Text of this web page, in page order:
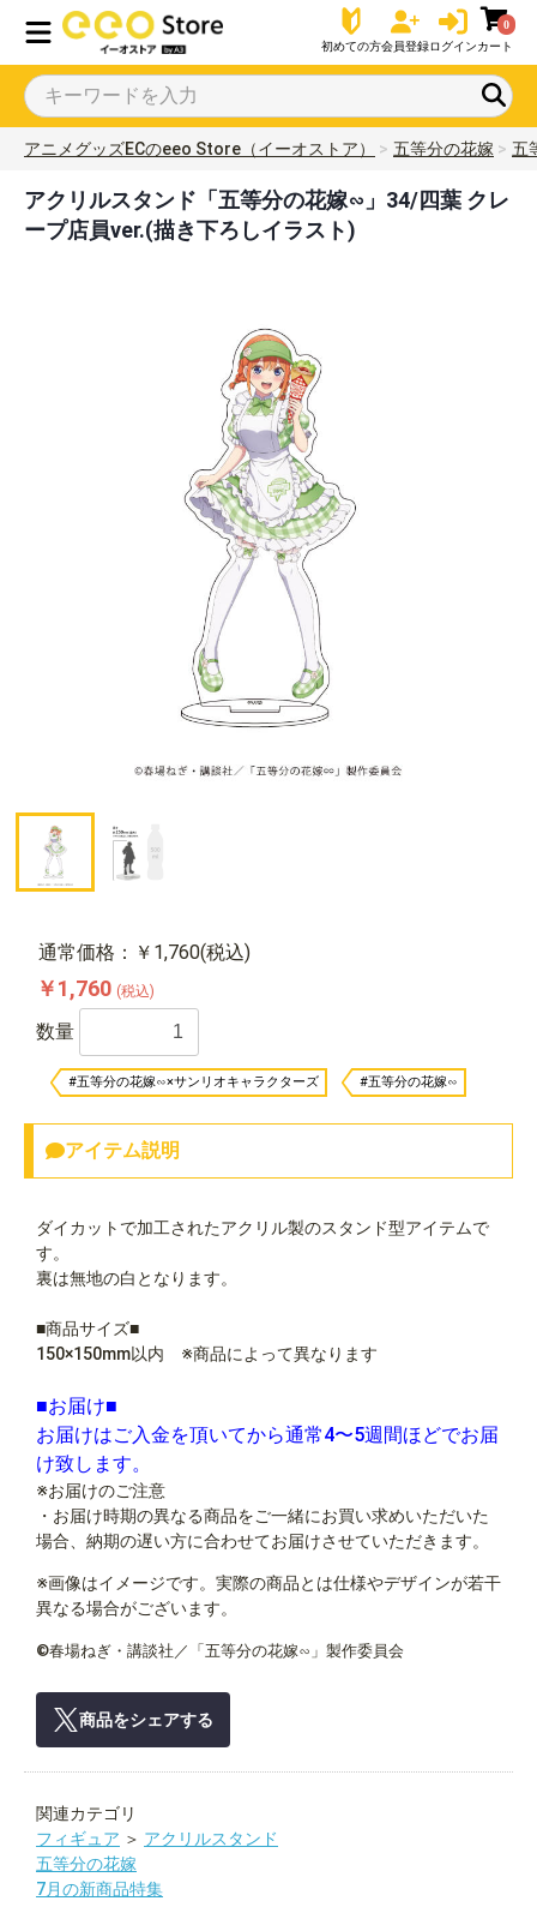
初めての方会員登録ログイン
0
カート
アニメグッズECのeeo Store（イーオストア） 五等分の花嫁 五
アクリルスタンド「五等分の花嫁∽」34/四葉 クレ
ープ店員ver.(描き下ろしイラスト)
通常価格：￥1,760(税込)
￥1,760 (税込)
数量
#五等分の花嫁∽×サンリオキャラクターズ #五等分の花嫁∽
アイテム説明
ダイカットで加工されたアクリル製のスタンド型アイテムで
す。
裏は無地の白となります。
■商品サイズ■
150×150mm以内 ※商品によって異なります
■お届け■
お届けはご入金を頂いてから通常4〜5週間ほどでお届
け致します。
※お届けのご注意
・お届け時期の異なる商品をご一緒にお買い求めいただいた
場合、納期の遅い方に合わせてお届けさせていただきます。
※画像はイメージです。実際の商品とは仕様やデザインが若干
異なる場合がございます。
©春場ねぎ・講談社／「五等分の花嫁∽」製作委員会
商品をシェアする
関連カテゴリ
フィギュア ＞ アクリルスタンド
五等分の花嫁
7月の新商品特集